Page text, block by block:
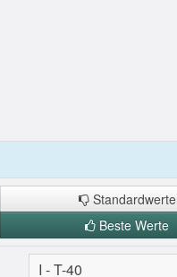
Standardwerte
Beste Werte